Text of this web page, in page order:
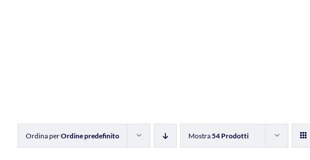
Ordina perOrdine predefinito Mostra54 Prodotti